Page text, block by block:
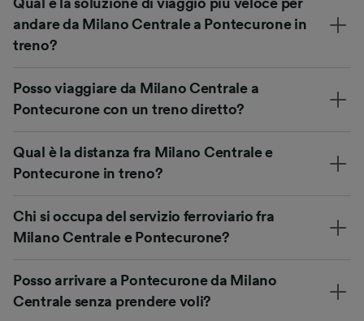
Qual è la soluzione di viaggio più veloce per
andare da Milano Centrale a Pontecurone in
treno?
Posso viaggiare da Milano Centrale a
Pontecurone con un treno diretto?
Qual è la distanza fra Milano Centrale e
Pontecurone in treno?
Chi si occupa del servizio ferroviario fra
Milano Centrale e Pontecurone?
Posso arrivare a Pontecurone da Milano
Centrale senza prendere voli?